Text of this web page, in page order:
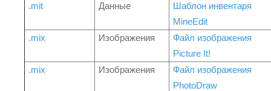
.mit
Данные
Шаблон инвентаря
MineEdit
.mix
Изображения
Файл изображения
Picture It!
.mix
Изображения
Файл изображения
PhotoDraw